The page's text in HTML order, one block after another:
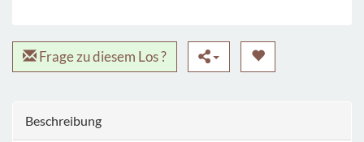
Frage zu diesem Los ?
Beschreibung